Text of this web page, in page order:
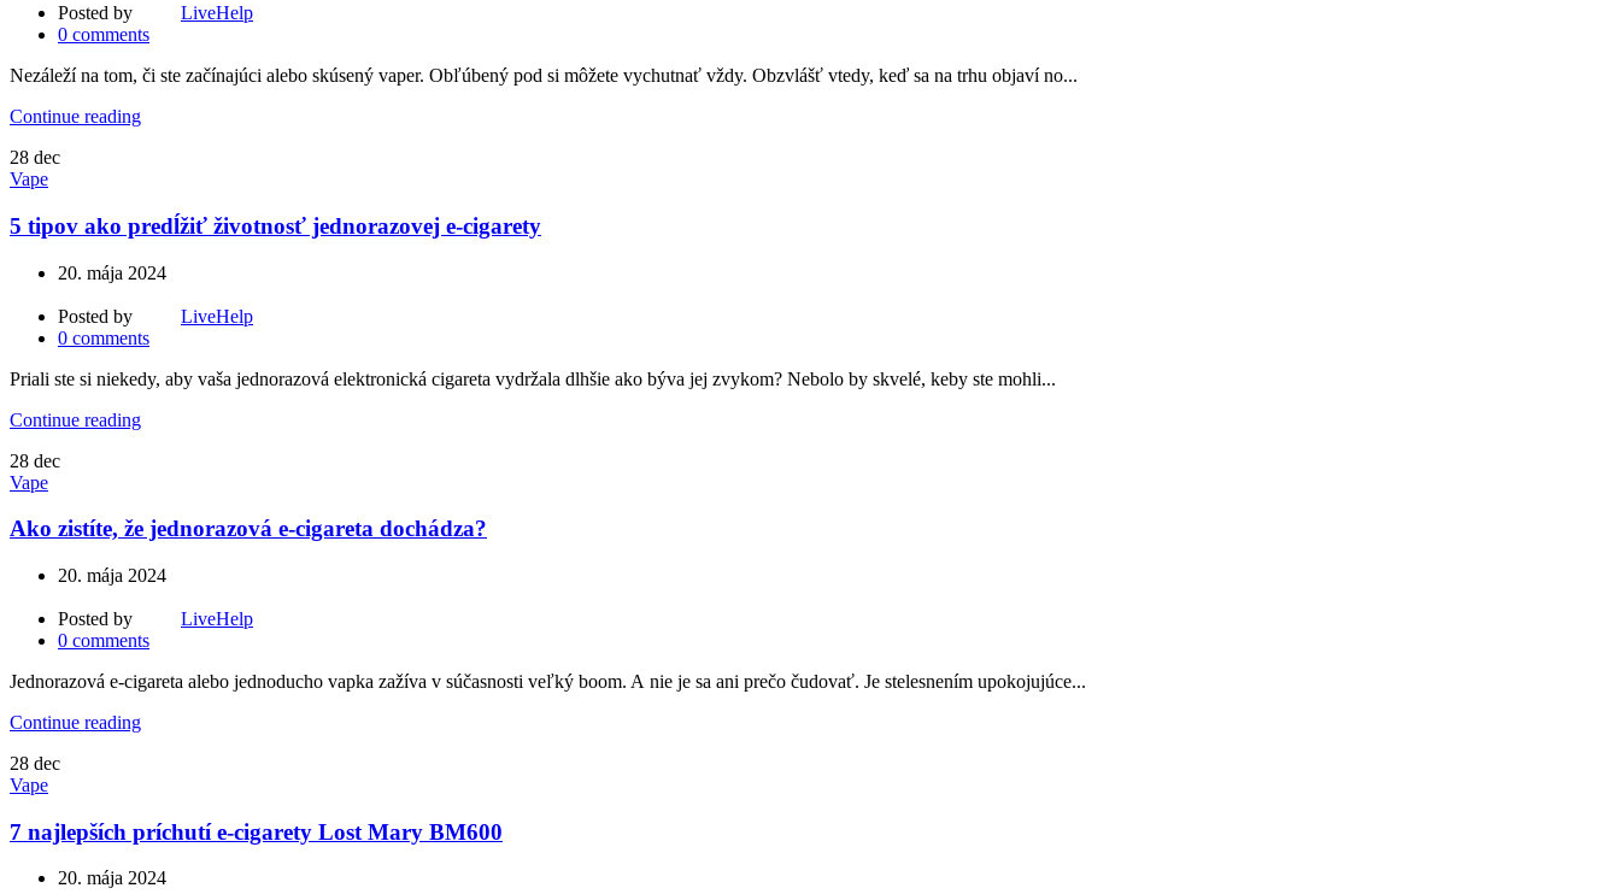
Posted by
LiveHelp
0 comments
Nezáleží na tom, či ste začínajúci alebo skúsený vaper. Obľúbený pod si môžete vychutnať vždy. Obzvlášť vtedy, keď sa na trhu objaví no...
Continue reading
28 dec
Vape
5 tipov ako predĺžiť životnosť jednorazovej e-cigarety
20. mája 2024
Posted by
LiveHelp
0 comments
Priali ste si niekedy, aby vaša jednorazová elektronická cigareta vydržala dlhšie ako býva jej zvykom? Nebolo by skvelé, keby ste mohli...
Continue reading
28 dec
Vape
Ako zistíte, že jednorazová e-cigareta dochádza?
20. mája 2024
Posted by
LiveHelp
0 comments
Jednorazová e-cigareta alebo jednoducho vapka zažíva v súčasnosti veľký boom. A nie je sa ani prečo čudovať. Je stelesnením upokojujúce...
Continue reading
28 dec
Vape
7 najlepších príchutí e-cigarety Lost Mary BM600
20. mája 2024